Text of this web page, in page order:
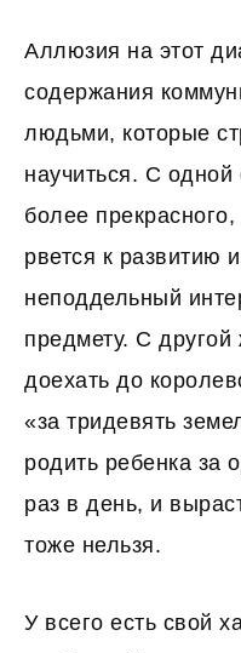
Аллюзия на этот
содержания
людьми, которые
научиться. С одной
более
рвется к развитию
неподдельный
предмету. С
доехать до
«за тридевять
родить ребенка за
раз в день, и
тоже нельзя.
У всего есть свой